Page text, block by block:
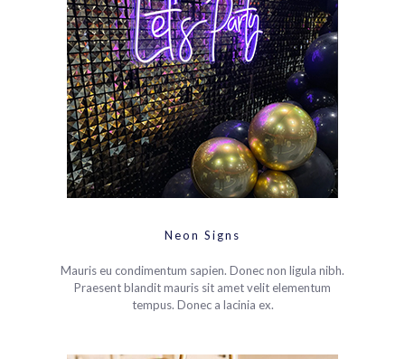
Neon Signs
Mauris eu condimentum sapien. Donec non ligula nibh.
Praesent blandit mauris sit amet velit elementum
tempus. Donec a lacinia ex.